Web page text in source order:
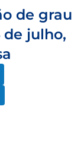
de grau
de julho,